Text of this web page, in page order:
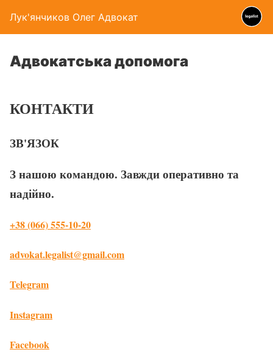
Лук'янчиков Олег Адвокат
Адвокатська допомога
КОНТАКТИ
ЗВ'ЯЗОК
З нашою командою. Завжди оперативно та
надійно.
+38 (066) 555-10-20
advokat.legalist@gmail.com
Telegram
Instagram
Facebook